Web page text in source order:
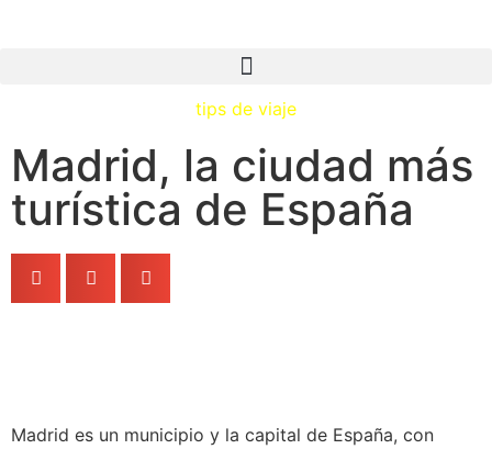
tips de viaje
Madrid, la ciudad más
turística de España
Madrid es un municipio y la capital de España, con